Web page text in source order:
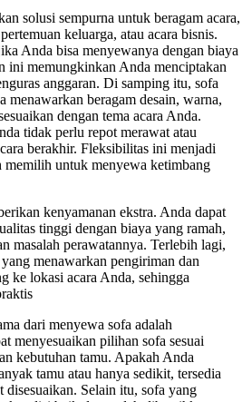
solusi sempurna untuk beragam acara,
keluarga, atau acara bisnis.
Anda bisa menyewanya dengan biaya
ini memungkinkan Anda menciptakan
anggaran. Di samping itu, sofa
menawarkan beragam desain, warna,
dengan tema acara Anda.
tidak perlu repot merawat atau
berakhir. Fleksibilitas ini menjadi
memilih untuk menyewa ketimbang
kenyamanan ekstra. Anda dapat
tinggi dengan biaya yang ramah,
masalah perawatannya. Terlebih lagi,
menawarkan pengiriman dan
ke lokasi acara Anda, sehingga
dari menyewa sofa adalah
menyesuaikan pilihan sofa sesuai
kebutuhan tamu. Apakah Anda
tamu atau hanya sedikit, tersedia
disesuaikan. Selain itu, sofa yang